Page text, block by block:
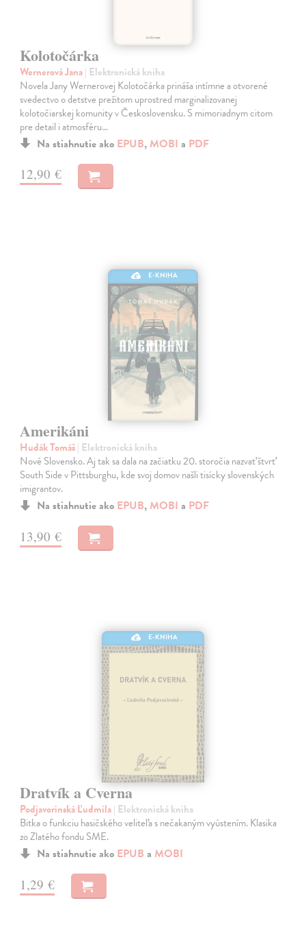
Kolotočárka
Wernerová Jana| Elektronická kniha
Novela Jany Wernerovej Kolotočárka prináša intímne a otvorené
svedectvo o detstve prežitom uprostred marginalizovanej
kolotočiarskej komunity v Československu. S mimoriadnym citom
pre detail i atmosféru…
Na stiahnutie ako EPUB, MOBI a PDF
12,90 €
E-KNIHA
Amerikáni
Hudák Tomáš| Elektronická kniha
Nové Slovensko. Aj tak sa dala na začiatku 20. storočia nazvať štvrť
South Side v Pittsburghu, kde svoj domov našli tisícky slovenských
imigrantov.
Na stiahnutie ako EPUB, MOBI a PDF
13,90 €
E-KNIHA
Dratvík a Cverna
Podjavorinská Ľudmila| Elektronická kniha
Bitka o funkciu hasičského veliteľa s nečakaným vyústením. Klasika
zo Zlatého fondu SME.
Na stiahnutie ako EPUB a MOBI
1,29 €